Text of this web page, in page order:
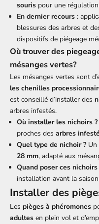
souris pour une
En dernier recours :
blessures des arbres et
dispositifs de piégeage
Où trouver des
mésanges vertes?
Les mésanges vertes sont
les chenilles
est conseillé d’installer des
arbres infestés.
Où installer les nichoirs ?
proches des arbres
Quel type de nichoir ?Un
28 mm, adapté aux
Quand poser ces nichoirs
installation avant la
Installer des
Les pièges à phéromones
adultes en plein vol et